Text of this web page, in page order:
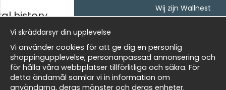
Villkor
- Returer och återbetalningar
Om cookies
Mina favoriter
Wij zijn Wallnest
FAQ
Nieuwsbrief
history
Vi skräddarsyr din upplevelse
Vi använder cookies för att ge dig en personlig
shoppingupplevelse, personanpassad annonsering och
för hålla våra webbplatser tillförlitliga och säkra. För
detta ändamål samlar vi in information om
användarna, deras mönster och deras enheter.